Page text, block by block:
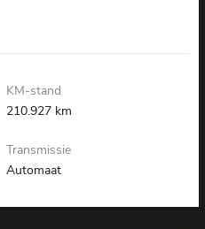
KM-stand
210.927 km
Transmissie
Automaat